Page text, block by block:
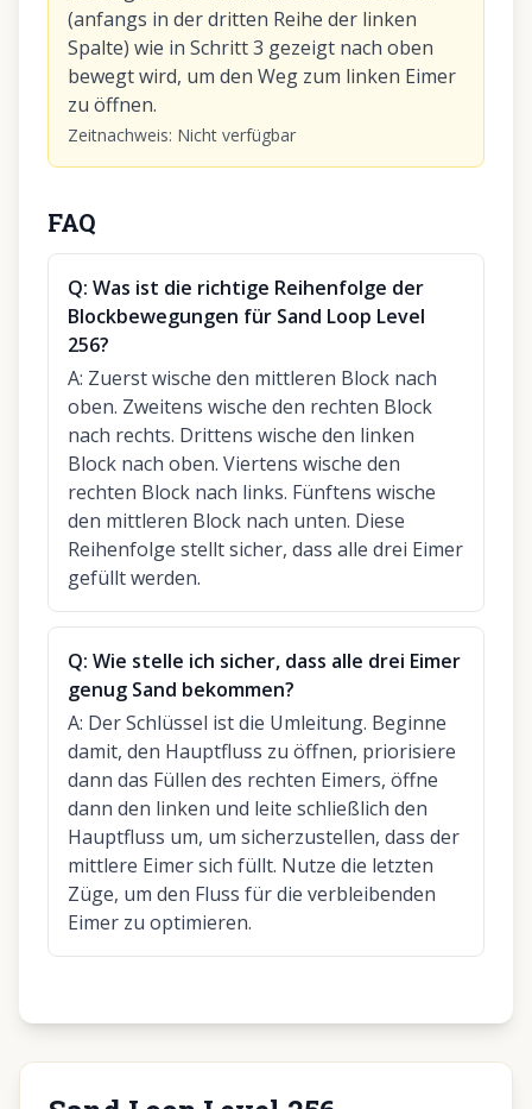
(anfangs in der dritten Reihe der linken
Spalte) wie in Schritt 3 gezeigt nach oben
bewegt wird, um den Weg zum linken Eimer
zu öffnen.
Zeitnachweis: Nicht verfügbar
FAQ
Q: Was ist die richtige Reihenfolge der
Blockbewegungen für Sand Loop Level
256?
A: Zuerst wische den mittleren Block nach
oben. Zweitens wische den rechten Block
nach rechts. Drittens wische den linken
Block nach oben. Viertens wische den
rechten Block nach links. Fünftens wische
den mittleren Block nach unten. Diese
Reihenfolge stellt sicher, dass alle drei Eimer
gefüllt werden.
Q: Wie stelle ich sicher, dass alle drei Eimer
genug Sand bekommen?
A: Der Schlüssel ist die Umleitung. Beginne
damit, den Hauptfluss zu öffnen, priorisiere
dann das Füllen des rechten Eimers, öffne
dann den linken und leite schließlich den
Hauptfluss um, um sicherzustellen, dass der
mittlere Eimer sich füllt. Nutze die letzten
Züge, um den Fluss für die verbleibenden
Eimer zu optimieren.